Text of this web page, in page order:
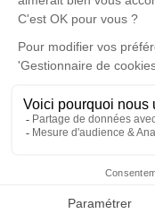
Faire-part
Cérémonie
Ce service se
Déroulé des